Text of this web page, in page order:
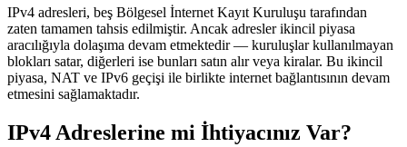
IPv4 adresleri, beş Bölgesel İnternet Kayıt Kuruluşu tarafından
zaten tamamen tahsis edilmiştir. Ancak adresler ikincil piyasa
aracılığıyla dolaşıma devam etmektedir — kuruluşlar kullanılmayan
blokları satar, diğerleri ise bunları satın alır veya kiralar. Bu ikincil
piyasa, NAT ve IPv6 geçişi ile birlikte internet bağlantısının devam
etmesini sağlamaktadır.
IPv4 Adreslerine mi İhtiyacınız Var?